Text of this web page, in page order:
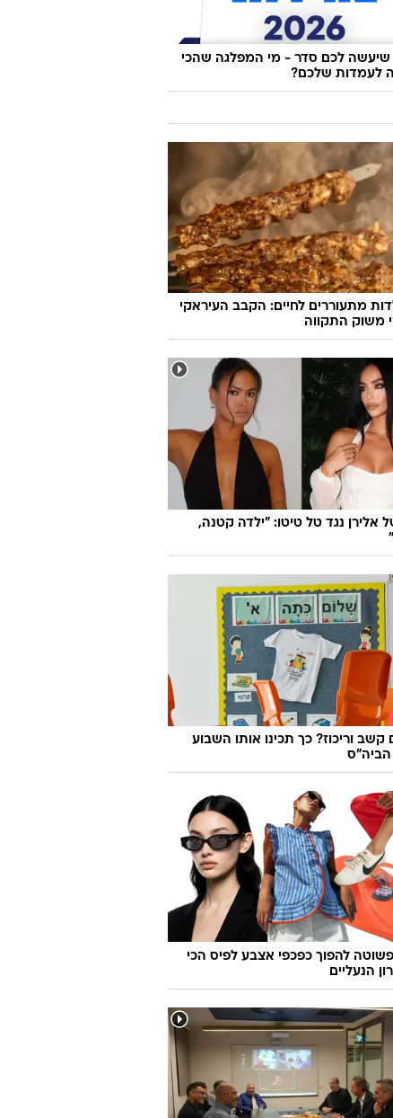
שיעשה לכם סדר - מי המפלגה שהכי
לעמדות שלכם?
מתעוררים לחיים: הקבב העיראקי
משוק התקווה
אלירן נגד טל טיטו: "ילדה קטנה,
קשב וריכוז? כך תכינו אותו השבוע
להפוך כפכפי אצבע לפיס הכי
הנעליים